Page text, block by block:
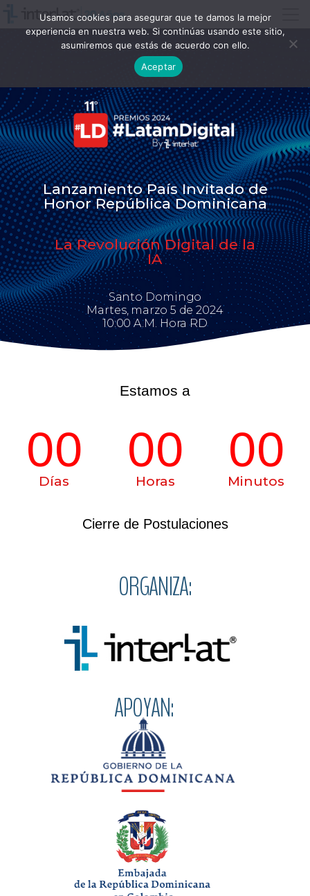
Lanzamiento País Invitado de
Honor República Dominicana
La Revolución Digital de la
IA
Santo Domingo
Martes, marzo 5 de 2024
10:00 A.M. Hora RD
Estamos a
00
Días 00
Horas 00
Minutos
Cierre de Postulaciones
ORGANIZA:
APOYAN:
Usamos cookies para asegurar que te damos la mejor
experiencia en nuestra web. Si continúas usando este sitio,
asumiremos que estás de acuerdo con ello.
Aceptar